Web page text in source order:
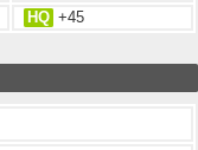
HQ +45